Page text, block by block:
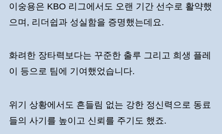
이숭용은 KBO 리그에서도 오랜 기간 선수로 활약했
으며, 리더쉽과 성실함을 증명했는데요.
화려한 장타력보다는 꾸준한 출루 그리고 희생 플레
이 등으로 팀에 기여했었습니다.
위기 상황에서도 흔들림 없는 강한 정신력으로 동료
들의 사기를 높이고 신뢰를 주기도 했죠.